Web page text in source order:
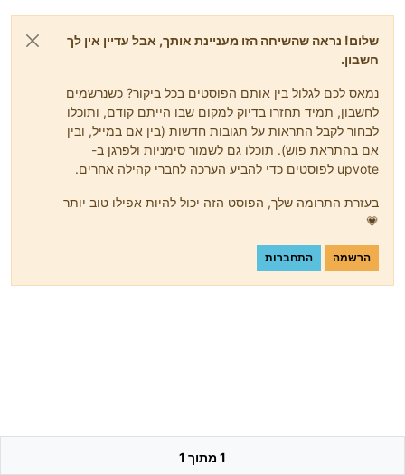
שלום! נראה שהשיחה הזו מעניינת אותך, אבל עדיין אין לך
חשבון.
נמאס לכם לגלול בין אותם הפוסטים בכל ביקור? כשנרשמים
לחשבון, תמיד תחזרו בדיוק למקום שבו הייתם קודם, ותוכלו
לבחור לקבל התראות על תגובות חדשות (בין אם במייל, ובין
אם בהתראת פוש). תוכלו גם לשמור סימניות ולפרגן ב-
upvote לפוסטים כדי להביע הערכה לחברי קהילה אחרים.
בעזרת התרומה שלך, הפוסט הזה יכול להיות אפילו טוב יותר
💗
הרשמה התחברות
1 מתוך 1